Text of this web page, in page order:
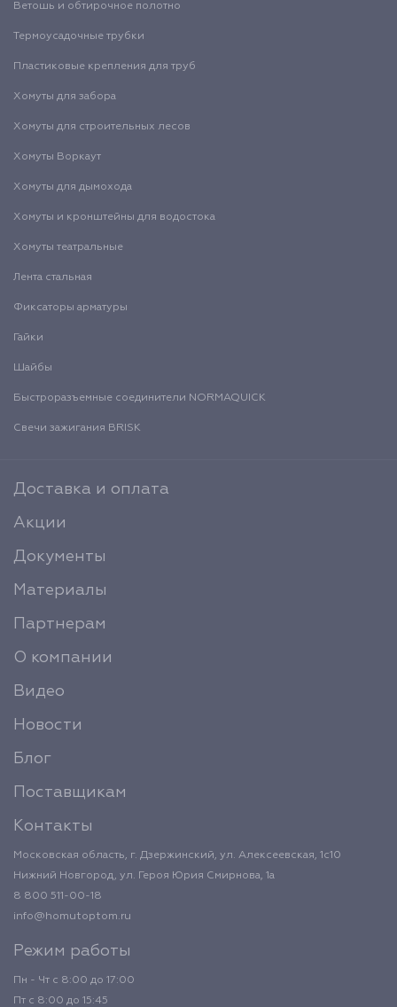
Ветошь и обтирочное полотно
Термоусадочные трубки
Пластиковые крепления для труб
Хомуты для забора
Хомуты для строительных лесов
Хомуты Воркаут
Хомуты для дымохода
Хомуты и кронштейны для водостока
Хомуты театральные
Лента стальная
Фиксаторы арматуры
Гайки
Шайбы
Быстроразъемные соединители NORMAQUICK
Свечи зажигания BRISK
Доставка и оплата
Акции
Документы
Материалы
Партнерам
О компании
Видео
Новости
Блог
Поставщикам
Контакты
Московская область, г. Дзержинский, ул. Алексеевская, 1с10
Нижний Новгород, ул. Героя Юрия Смирнова, 1а
8 800 511-00-18
info@homutoptom.ru
Режим работы
Пн - Чт с 8:00 до 17:00
Пт с 8:00 до 15:45